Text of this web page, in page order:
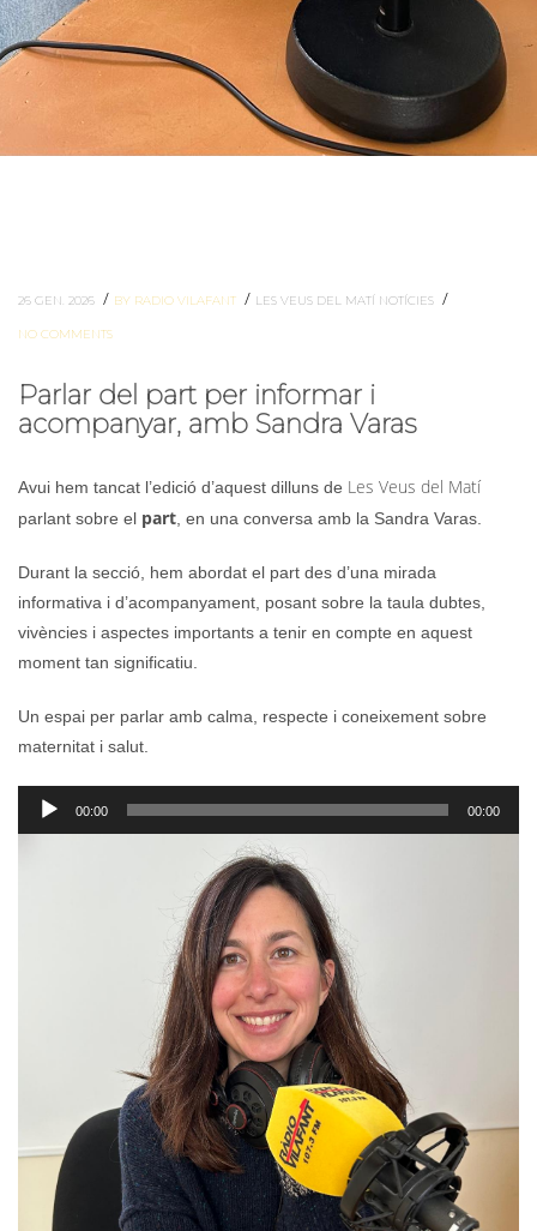
26 GEN. 2026 / BY RADIO VILAFANT / LES VEUS DEL MATÍ NOTÍCIES /
NO COMMENTS
Parlar del part per informar i
acompanyar, amb Sandra Varas
Avui hem tancat l’edició d’aquest dilluns de Les Veus del Matí
parlant sobre el part , en una conversa amb la Sandra Varas.
Durant la secció, hem abordat el part des d’una mirada
informativa i d’acompanyament, posant sobre la taula dubtes,
vivències i aspectes importants a tenir en compte en aquest
moment tan significatiu.
Un espai per parlar amb calma, respecte i coneixement sobre
maternitat i salut.
Reproductor
d'àudio
00:00 00:00